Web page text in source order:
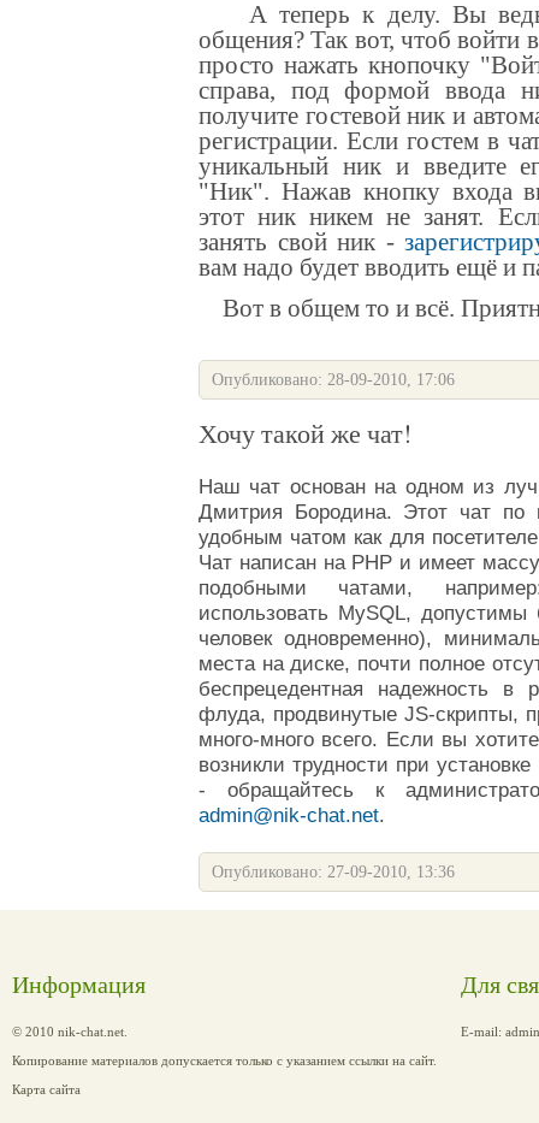
А теперь к делу. Вы ведь
общения? Так вот, чтоб войти
просто нажать кнопочку
справа, под формой ввода
получите гостевой ник и
регистрации. Если гостем в
уникальный ник и введите
"Ник". Нажав кнопку входа
этот ник никем не занят.
занять свой ник -
вам надо будет вводить ещё и
Вот в общем то и всё.
Опубликовано: 28-09-2010, 17:06
Хочу такой же чат!
Наш чат основан на одном из
Дмитрия Бородина. Этот чат по
удобным чатом как для
Чат написан на PHP и имеет
подобными чатами,
использовать MySQL,
человек одновременно),
места на диске, почти полное
беспрецедентная надежность в
флуда, продвинутые JS-скрипты,
много-много всего. Если вы
возникли трудности при
-обращайтесь к
admin@nik-chat.net.
Опубликовано: 27-09-2010, 13:36
Информация
© 2010 nik-chat.net.
Копирование материалов допускается только с указанием ссылки на сайт.
Карта сайта
Для
E-mail: